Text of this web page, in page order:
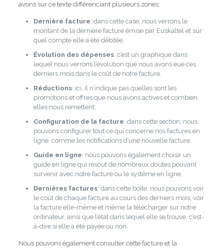
avons sur ce texte différenciant plusieurs zones:
Dernière facture: dans cette case, nous verrons le
montant de la dernière facture émise par Euskaltel et sur
quel compte elle a été débitée.
Évolution des dépenses: c’est un graphique dans
lequel nous verrons l’évolution que nous avons eue ces
derniers mois dans le coût de notre facture.
Réductions: ici, il n’indique pas quelles sont les
promotions et offres que nous avons actives et combien
elles nous remettent.
Configuration de la facture: dans cette section, nous
pouvons configurer tout ce qui concerne nos factures en
ligne, comme les notifications d’une nouvelle facture.
Guide en ligne: nous pouvons également choisir un
guide en ligne qui résout de nombreux doutes pouvant
survenir avec notre facture ou le système en ligne.
Dernières factures: dans cette boîte, nous pouvons voir
le coût de chaque facture au cours des derniers mois, voir
la facture elle-même et même la télécharger sur notre
ordinateur, ainsi que l’état dans lequel elle se trouve, c’est-
à-dire si elle a été payée ou non.
Nous pouvons également consulter cette facture et la